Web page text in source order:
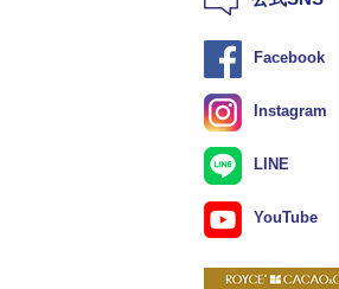
Facebook
Instagram
LINE
YouTube